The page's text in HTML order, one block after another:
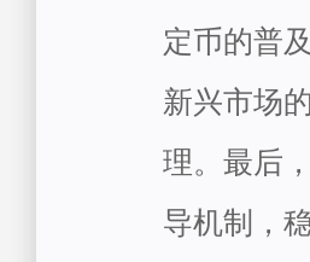
定币的普
新兴市场
理。最后
导机制，